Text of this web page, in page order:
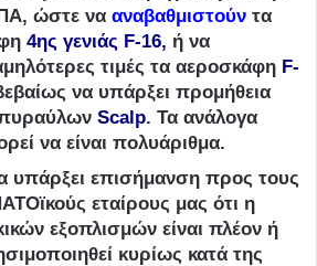
ώστε να αναβαθμιστούν τα
4ης γενιάς F-16, ή να
τιμές τα αεροσκάφη F-
να υπάρξει προμήθεια
Scalp. Τα ανάλογα
να είναι πολυάριθμα.
υπάρξει επισήμανση προς τους
εταίρους μας ότι η
εξοπλισμών είναι πλέον ή
κυρίως κατά της